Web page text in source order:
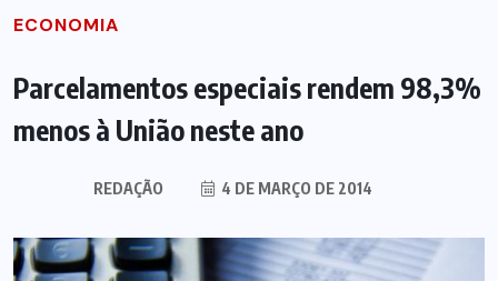
ECONOMIA
Parcelamentos especiais rendem 98,3%
menos à União neste ano
REDAÇÃO 4 DE MARÇO DE 2014